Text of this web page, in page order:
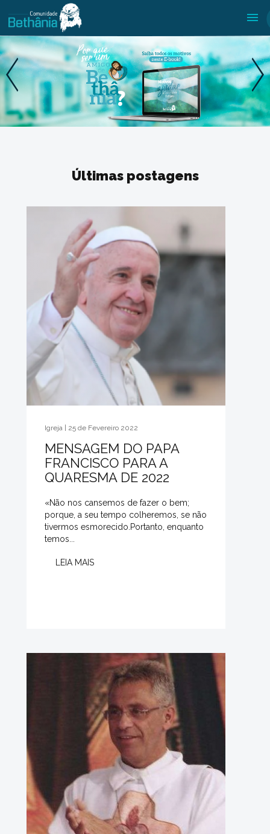
Últimas postagens
Igreja | 25 de Fevereiro 2022
MENSAGEM DO PAPA
FRANCISCO PARA A
QUARESMA DE 2022
«Não nos cansemos de fazer o bem;
porque, a seu tempo colheremos, se não
tivermos esmorecido.Portanto, enquanto
temos...
LEIA MAIS